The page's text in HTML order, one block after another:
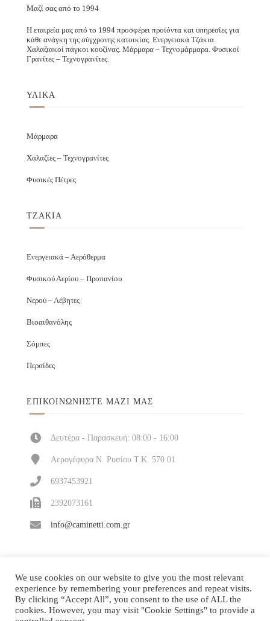
Μαζί σας από το 1994
Η εταιρεία μας από το 1994 προσφέρει προϊόντα και υπηρεσίες για
κάθε ανάγκη της σύγχρονης κατοικίας. Ενεργειακά Τζάκια.
Χαλαζιακοί πάγκοι κουζίνας. Μάρμαρα – Τεχνομάρμαρα. Φυσικοί
Γρανίτες – Τεχνογρανίτες.
ΥΛΙΚΑ
Μάρμαρα
Χαλαζίες – Τεχνογρανίτες
Φυσικές Πέτρες
ΤΖΑΚΙΑ
Ενεργειακά – Αερόθερμα
Φυσικού Αερίου – Προπανίου
Νερού – Λέβητες
Βιοαιθανόλης
Σόμπες
Περσίδες
ΕΠΙΚΟΙΝΩΝΉΣΤΕ ΜΑΖΊ ΜΑΣ
Δευτέρα - Παρασκευή: 08:00 - 16:00
Αερογέφυρα Ν. Ρυσίου Τ.Κ. 570 01
6937453921
2392073161
info@caminetti.com.gr
We use cookies on our website to give you the most relevant
experience by remembering your preferences and repeat visits.
By clicking “Accept All”, you consent to the use of ALL the
cookies. However, you may visit "Cookie Settings" to provide a